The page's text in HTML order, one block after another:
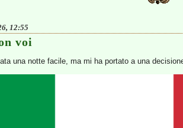
12:55
voi
una notte facile, ma mi ha portato a una